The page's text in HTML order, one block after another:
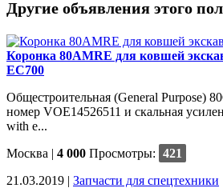
Другие объявления этого
Коронка 80AMRE для ковшей
EC700
Общестроительная (General Purpose)
номер VOE14526511 и скальная
with e...
Москва | 4 000 Просмотры: 421
21.03.2019 | Запчасти для спецтехники